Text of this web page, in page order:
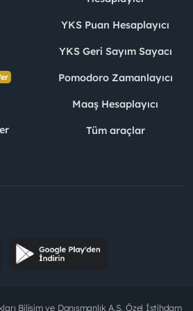
YKS Puan Hesaplayıcı
YKS Geri Sayım Sayacı
Pomodoro Zamanlayıcı
Maaş Hesaplayıcı
Tüm araçlar
Bilişim ve Danışmanlık A.Ş. Özel İstihdam